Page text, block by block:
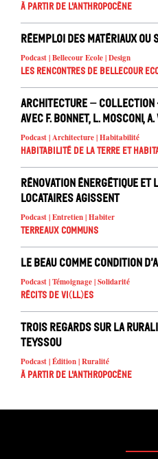
À partir de l'anthropocène
Réemploi des matériaux ou
Podcast | Bellecour Ecole | Design
Les rencontres de Bellecour
Architecture – Collection
avec F. Bonnet, L. Mosconi,
Podcast | Architecture | Habitabilité
Habitabilité de la Terre et
Rénovation énergétique
locataires agissent
Podcast | Entretien | Habiter
Terreaux Communs
Le beau comme condition
Podcast | Témoignage | Solidarité
Récits de Vi(ll)es
Trois regards sur la
Teyssou
Podcast | Édition | Ruralité
À partir de l'anthropocène